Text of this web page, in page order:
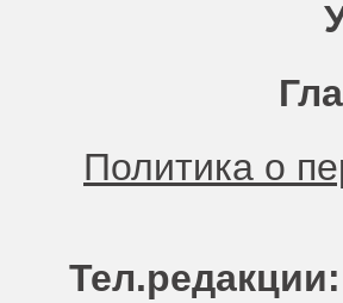
Политика о
Тел.редакции: